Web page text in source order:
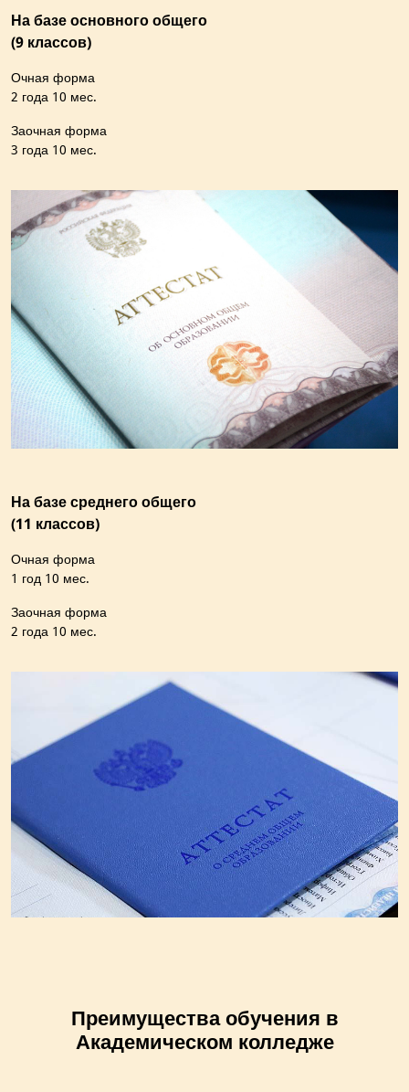
На базе основного общего
(9 классов)
Очная форма
2 года 10 мес.
Заочная форма
3 года 10 мес.
На базе среднего общего
(11 классов)
Очная форма
1 год 10 мес.
Заочная форма
2 года 10 мес.
Преимущества обучения в
Академическом колледже